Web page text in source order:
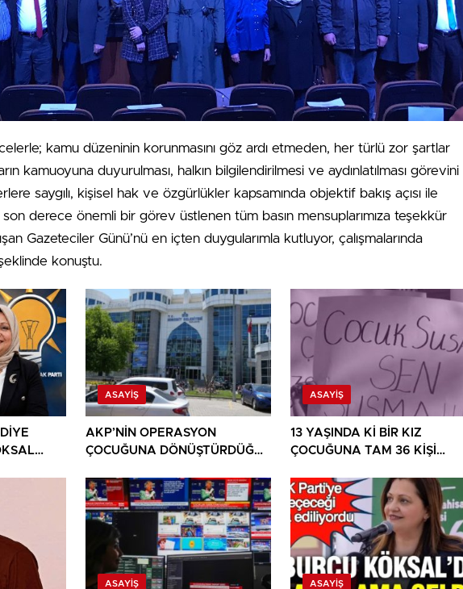
kamu düzeninin korunmasını göz ardı etmeden, her türlü zor şartlar
kamuoyuna duyurulması, halkın bilgilendirilmesi ve aydınlatılması görevini
saygılı, kişisel hak ve özgürlükler kapsamında objektif bakış açısı ile
son derece önemli bir görev üstlenen tüm basın mensuplarımıza teşekkür
Gazeteciler Günü’nü en içten duygularımla kutluyor, çalışmalarında
konuştu.
ASAYIŞ
AKP’NİN OPERASYON
ÇOCUĞUNA DÖNÜŞTÜRDÜĞÜ
DAHA!
ASAYIŞ
13 YAŞINDA Kİ BİR KIZ
ÇOCUĞUNA TAM 36 KİŞİ
BU HALK NEREYE SAVRULDU
NASIL SAVRULDU!
ASAYIŞ ASAYIŞ